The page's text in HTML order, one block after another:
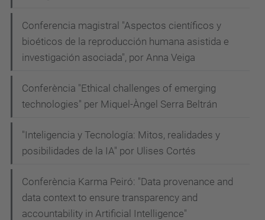
Conferencia magistral "Aspectos científicos y
bioéticos de la reproducción humana asistida e
investigación asociada", por Anna Veiga
Conferència "Ethical challenges of emerging
technologies" per Miquel-Àngel Serra Beltrán
"Inteligencia y Tecnología: Mitos, realidades y
posibilidades de la IA" por Ulises Cortés
Conferència Karma Peiró: "Data provenance and
data context to ensure transparency and
accountability in Artificial Intelligence"